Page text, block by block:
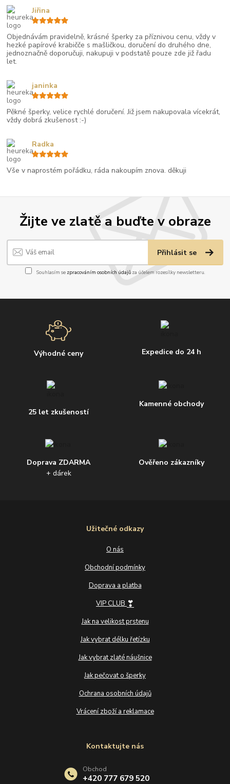
Žijte ve zlatě a buďte v obraze
Přihlásit se
Souhlasím se zpracováním osobních údajůza účelem rozesílky newsletteru.
Výhodné ceny Expedice do 24 h
25 let zkušeností
Kamenné obchody
Doprava ZDARMA
+ dárek
Ověřeno zákazníky
Užitečné odkazy
O nás
Obchodní podmínky
Doprava a platba
VIP CLUB ❣
Jak na velikost prstenu
Jak vybrat délku řetízku
Jak vybrat zlaté náušnice
Jak pečovat o šperky
Ochrana osobních údajů
Vrácení zboží a reklamace
Kontaktujte nás
Obchod
+420 777 679 520
Objednávám pravidelně, krásné šperky za příznivou cenu, vždy v
hezké papírové krabičče s mašličkou, doručení do druhého dne,
jednoznačně doporučuji, nakupuji v podstatě pouze zde již řadu
let.
Jiřina
Pěkné šperky, velice rychlé doručení. Již jsem nakupovala vícekrát,
vždy dobrá zkušenost :-)
janinka
Vše v naprostém pořádku, ráda nakoupím znova. děkuji
Radka